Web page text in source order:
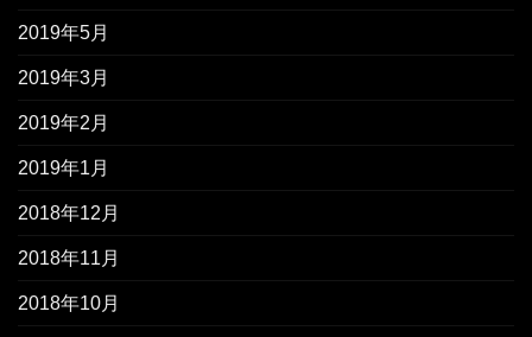
2019年5月
2019年3月
2019年2月
2019年1月
2018年12月
2018年11月
2018年10月